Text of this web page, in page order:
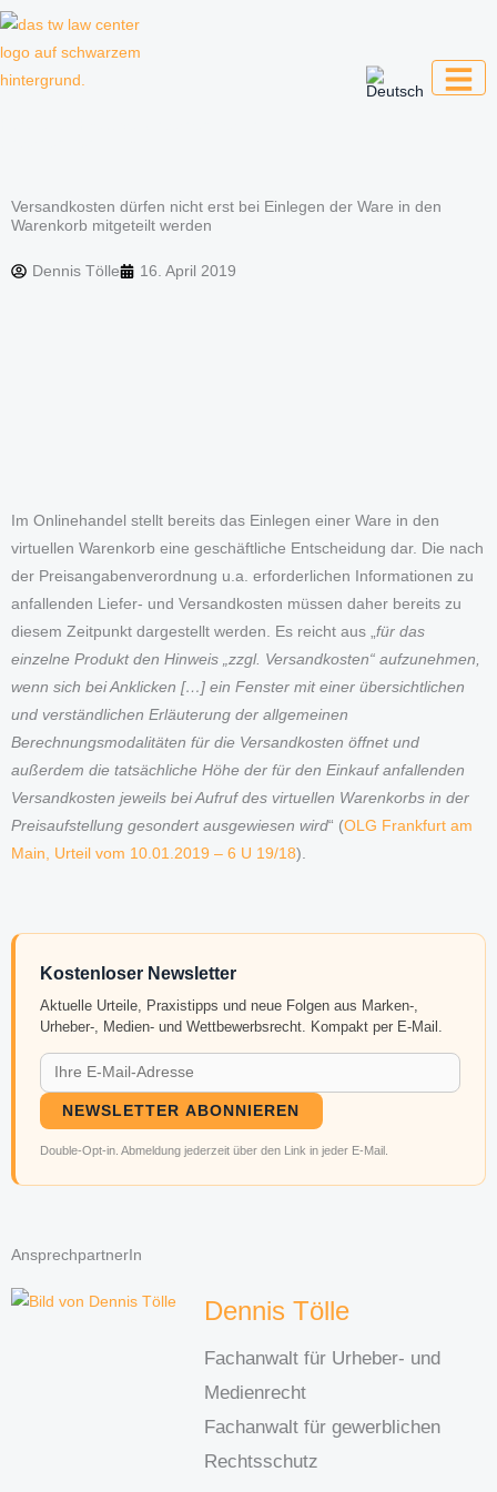
Zum
Versandkosten dürfen nicht erst bei Einlegen der Ware in den
Warenkorb mitgeteilt werden
Dennis Tölle 16. April 2019
Im Onlinehandel stellt bereits das Einlegen einer Ware in den
virtuellen Warenkorb eine geschäftliche Entscheidung dar. Die nach
der Preisangabenverordnung u.a. erforderlichen Informationen zu
anfallenden Liefer- und Versandkosten müssen daher bereits zu
diesem Zeitpunkt dargestellt werden. Es reicht aus „für das
einzelne Produkt den Hinweis „zzgl. Versandkosten“ aufzunehmen,
wenn sich bei Anklicken […] ein Fenster mit einer übersichtlichen
und verständlichen Erläuterung der allgemeinen
Berechnungsmodalitäten für die Versandkosten öffnet und
außerdem die tatsächliche Höhe der für den Einkauf anfallenden
Versandkosten jeweils bei Aufruf des virtuellen Warenkorbs in der
Preisaufstellung gesondert ausgewiesen wird“ (OLG Frankfurt am
Main, Urteil vom 10.01.2019 – 6 U 19/18).
Kostenloser Newsletter
Aktuelle Urteile, Praxistipps und neue Folgen aus Marken-,
Urheber-, Medien- und Wettbewerbsrecht. Kompakt per E-Mail.
NEWSLETTER ABONNIEREN
Double-Opt-in. Abmeldung jederzeit über den Link in jeder E-Mail.
AnsprechpartnerIn
Dennis Tölle
Fachanwalt für Urheber- und
Medienrecht
Fachanwalt für gewerblichen
Rechtsschutz